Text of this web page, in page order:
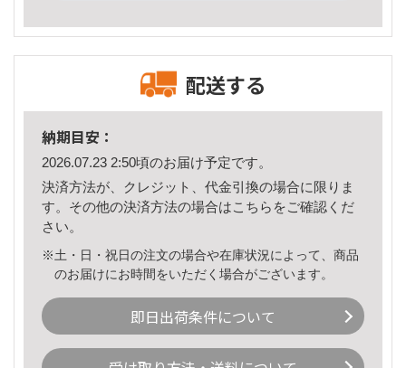
配送する
納期目安：
2026.07.23 2:50頃のお届け予定です。
決済方法が、クレジット、代金引換の場合に限りま
す。その他の決済方法の場合はこちら をご確認くだ
さい。
※土・日・祝日の注文の場合や在庫状況によって、商品
のお届けにお時間をいただく場合がございます。
即日出荷条件について